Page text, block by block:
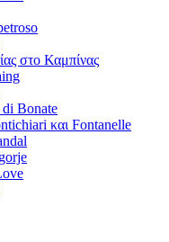
στο Καμπίνας
di Bonate
και Fontanelle